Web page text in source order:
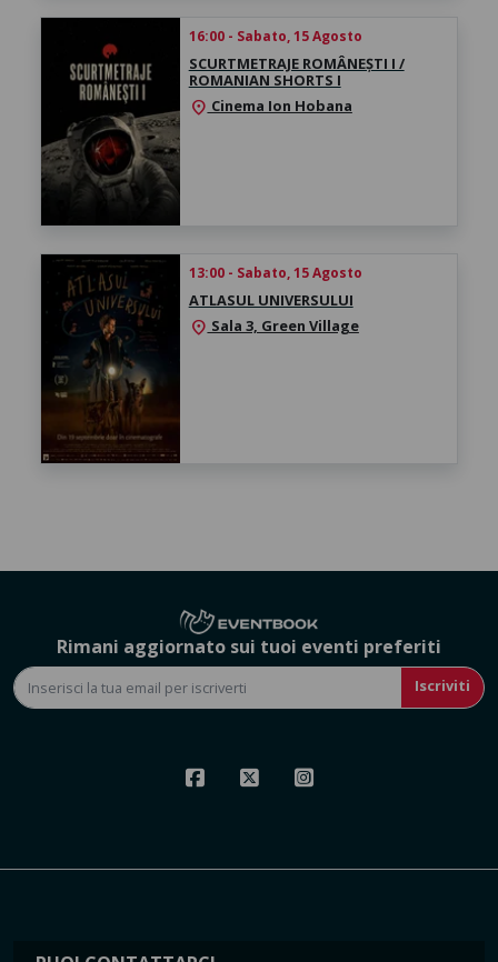
16:00 - Sabato, 15 Agosto
SCURTMETRAJE ROMÂNEȘTI I /
ROMANIAN SHORTS I
location_on Cinema Ion Hobana
13:00 - Sabato, 15 Agosto
ATLASUL UNIVERSULUI
location_on Sala 3, Green Village
Rimani aggiornato sui tuoi eventi preferiti
Iscriviti